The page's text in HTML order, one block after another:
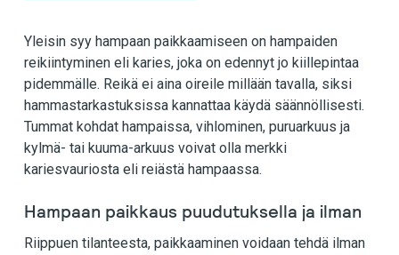
Yleisin syy hampaan paikkaamiseen on hampaiden
reikiintyminen eli karies, joka on edennyt jo kiillepintaa
pidemmälle. Reikä ei aina oireile millään tavalla, siksi
hammastarkastuksissa kannattaa käydä säännöllisesti.
Tummat kohdat hampaissa, vihlominen, puruarkuus ja
kylmä- tai kuuma-arkuus voivat olla merkki
kariesvauriosta eli reiästä hampaassa.
Hampaan paikkaus puudutuksella ja ilman
Riippuen tilanteesta, paikkaaminen voidaan tehdä ilman